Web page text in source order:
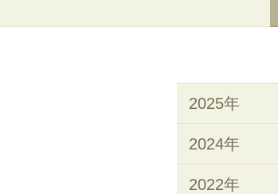
2025年
2024年
2022年